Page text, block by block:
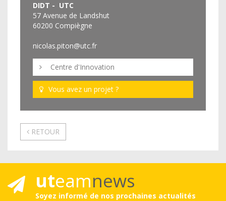
DIDT - UTC
57 Avenue de Landshut
60200 Compiègne
nicolas.piton@utc.fr
Centre d'Innovation
Vous avez un projet ?
RETOUR
uteamnews
Soyez informé de nos prochaines actualités